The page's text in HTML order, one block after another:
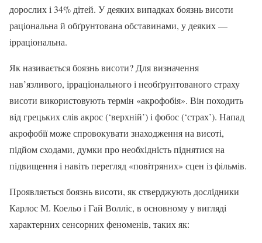
дорослих і 34% дітей. У деяких випадках боязнь висоти
раціональна й обґрунтована обставинами, у деяких —
ірраціональна.
Як називається боязнь висоти? Для визначення
нав’язливого, ірраціонального і необґрунтованого страху
висоти використовують термін «акрофобія». Він походить
від грецьких слів акрос (‘верхній’) і фобос (‘страх’). Напад
акрофобії може спровокувати знаходження на висоті,
підйом сходами, думки про необхідність піднятися на
підвищення і навіть перегляд «повітряних» сцен із фільмів.
Проявляється боязнь висоти, як стверджують дослідники
Карлос М. Коельо і Гай Волліс, в основному у вигляді
характерних сенсорних феноменів, таких як: